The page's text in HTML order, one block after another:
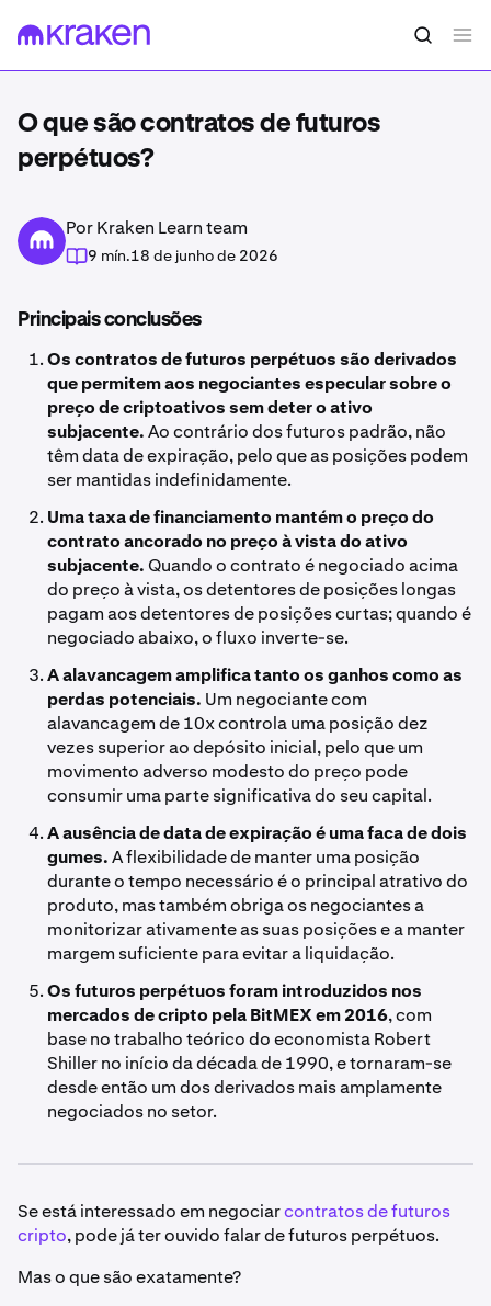
O que são contratos de futuros
perpétuos?
Por Kraken Learn team
9 mín.18 de junho de 2026
Principais conclusões
Os contratos de futuros perpétuos são derivados
que permitem aos negociantes especular sobre o
preço de criptoativos sem deter o ativo
subjacente.Ao contrário dos futuros padrão, não
têm data de expiração, pelo que as posições podem
ser mantidas indefinidamente.
Uma taxa de financiamento mantém o preço do
contrato ancorado no preço à vista do ativo
subjacente.Quando o contrato é negociado acima
do preço à vista, os detentores de posições longas
pagam aos detentores de posições curtas; quando é
negociado abaixo, o fluxo inverte-se.
A alavancagem amplifica tanto os ganhos como as
perdas potenciais. Um negociante com
alavancagem de 10x controla uma posição dez
vezes superior ao depósito inicial, pelo que um
movimento adverso modesto do preço pode
consumir uma parte significativa do seu capital.
A ausência de data de expiração é uma faca de dois
gumes.A flexibilidade de manter uma posição
durante o tempo necessário é o principal atrativo do
produto, mas também obriga os negociantes a
monitorizar ativamente as suas posições e a manter
margem suficiente para evitar a liquidação.
Os futuros perpétuos foram introduzidos nos
mercados de cripto pela BitMEX em 2016, com
base no trabalho teórico do economista Robert
Shiller no início da década de 1990, e tornaram-se
desde então um dos derivados mais amplamente
negociados no setor.
Se está interessado em negociarcontratos de futuros
cripto, pode já ter ouvido falar de futuros perpétuos.
Mas o que são exatamente?